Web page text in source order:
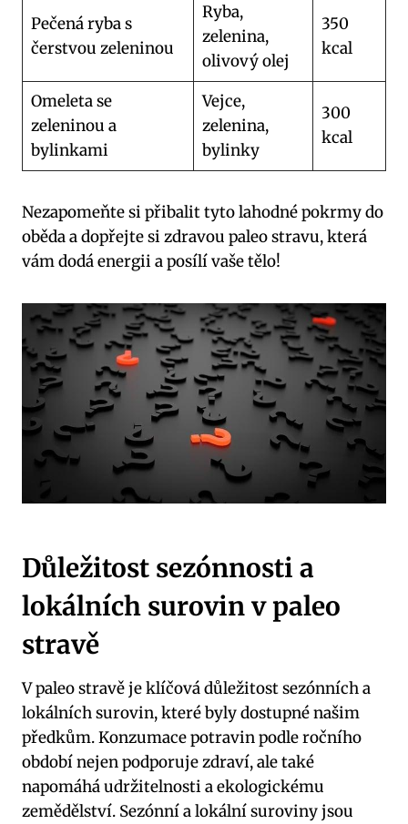
Pečená ryba s
čerstvou zeleninou
Ryba,
zelenina,
‍olivový⁢ olej
350 ​
kcal
Omeleta‌ se
zeleninou a
bylinkami
Vejce,
zelenina,
‍bylinky
300
kcal
Nezapomeňte si přibalit tyto lahodné pokrmy do
oběda​ a dopřejte si zdravou⁤ paleo stravu, která
vám⁢ dodá ‍energii a posílí vaše tělo!
Důležitost sezónnosti a
lokálních surovin v paleo
stravě
V ​paleo stravě je klíčová důležitost sezónních ‌a
lokálních⁤ surovin, které byly dostupné našim
⁣předkům. Konzumace potravin podle‌ ročního⁤
období nejen podporuje​ zdraví, ale také
napomáhá udržitelnosti a ekologickému
zemědělství. Sezónní a lokální suroviny jsou